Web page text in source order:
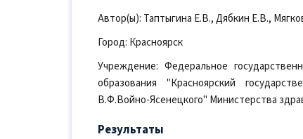
Автор(ы): Таптыгина Е.В., Дябкин Е.В.,
Город: Красноярск
Учреждение: Федеральное
образования "Красноярский
В.Ф.Войно-Ясенецкого" Министерства
Результаты